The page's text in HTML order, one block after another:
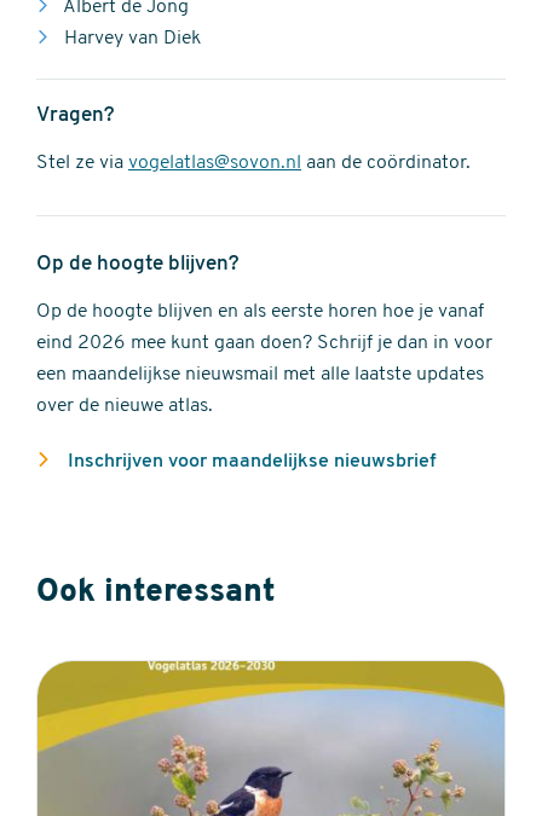
Albert de Jong
Harvey van Diek
Vragen?
Stel ze via vogelatlas@sovon.nl aan de coördinator.
Op de hoogte blijven?
Op de hoogte blijven en als eerste horen hoe je vanaf
eind 2026 mee kunt gaan doen? Schrijf je dan in voor
een maandelijkse nieuwsmail met alle laatste updates
over de nieuwe atlas.
Inschrijven voor maandelijkse nieuwsbrief
Ook interessant